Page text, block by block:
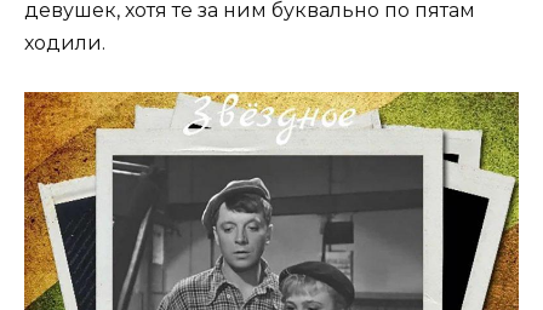
девушек, хотя те за ним буквально по пятам
ходили.